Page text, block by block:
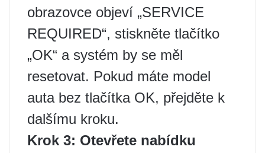
obrazovce objeví „SERVICE
REQUIRED“, stiskněte tlačítko
„OK“ a systém by se měl
resetovat. Pokud máte model
auta bez tlačítka OK, přejděte k
dalšímu kroku.
Krok 3: Otevřete nabídku